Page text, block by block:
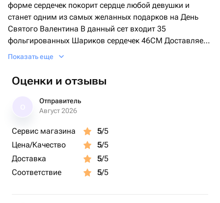
форме сердечек покорит сердце любой девушки и
станет одним из самых желанных подарков на День
Святого Валентина В данный сет входит 35
фольгированных Шариков сердечек 46CM Доставляем
в транспортировочном пакете, с грузиком Открытку
Показать еще
Оценки и отзывы
Отправитель
Август 2026
Сервис магазина 5/5
Цена/Качество
5/5
Доставка
5/5
Соответствие
5/5